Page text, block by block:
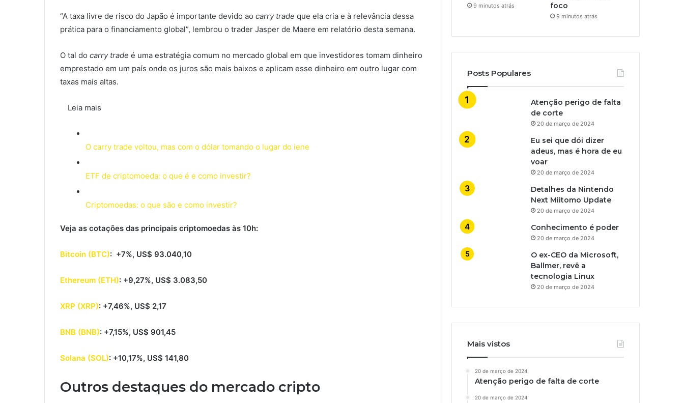
“A taxa livre de risco do Japão é importante devido ao carry trade que ela cria e à relevância dessa
prática para o financiamento global”, lembrou o trader Jasper de Maere em relatório desta semana.
O tal do carry trade é uma estratégia comum no mercado global em que investidores tomam dinheiro
emprestado em um país onde os juros são mais baixos e aplicam esse dinheiro em outro lugar com
taxas mais altas.
Leia mais
O carry trade voltou, mas com o dólar tomando o lugar do iene
ETF de criptomoeda: o que é e como investir?
Criptomoedas: o que são e como investir?
Veja as cotações das principais criptomoedas às 10h:
Bitcoin (BTC): +7%, US$ 93.040,10
Ethereum (ETH): +9,27%, US$ 3.083,50
XRP (XRP): +7,46%, US$ 2,17
BNB (BNB): +7,15%, US$ 901,45
Solana (SOL): +10,17%, US$ 141,80
Outros destaques do mercado cripto
9 minutos atrás
foco
9 minutos atrás
Posts Populares
Atenção perigo de falta
de corte
20 de março de 2024
Eu sei que dói dizer
adeus, mas é hora de eu
voar
20 de março de 2024
Detalhes da Nintendo
Next Miitomo Update
20 de março de 2024
Conhecimento é poder
20 de março de 2024
O ex-CEO da Microsoft,
Ballmer, revê a
tecnologia Linux
20 de março de 2024
Mais vistos
20 de março de 2024
Atenção perigo de falta de corte
20 de março de 2024